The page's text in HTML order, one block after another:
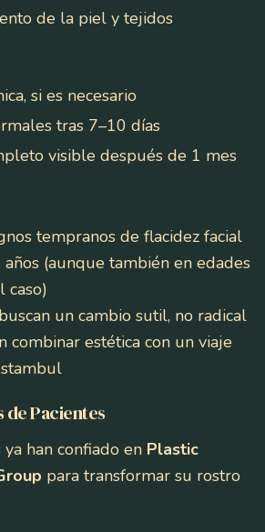
de la piel y tejidos
si es necesario
tras 7–10 días
visible después de 1 mes
tempranos de flacidez facial
(aunque también en edades
caso)
un cambio sutil, no radical
combinar estética con un viaje
de Pacientes
han confiado en Plastic
para transformar su rostro